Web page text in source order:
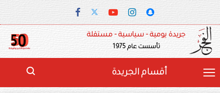
جريدة يومية - سياسية - مستقلة
تأسست عام 1975
أقسام الجريدة